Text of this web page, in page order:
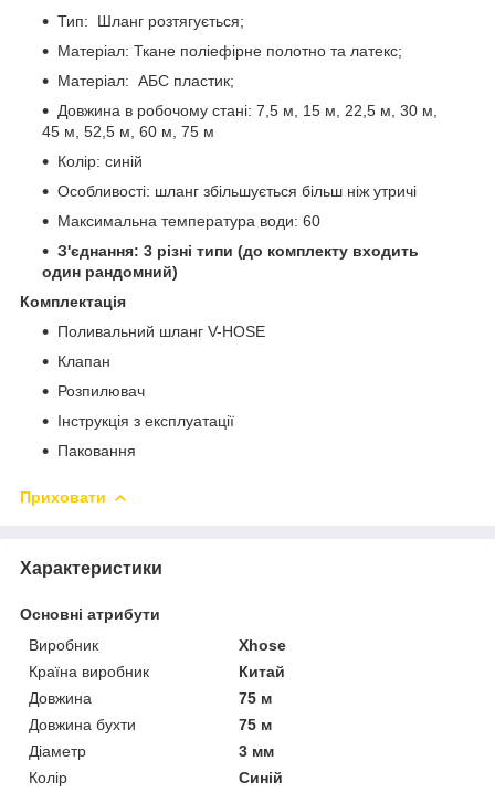
Тип: Шланг розтягується;
Матеріал: Ткане поліефірне полотно та латекс;
Матеріал: АБС пластик;
Довжина в робочому стані: 7,5 м, 15 м, 22,5 м, 30 м,
45 м, 52,5 м, 60 м, 75 м
Колір: синій
Особливості: шланг збільшується більш ніж утричі
Максимальна температура води: 60
З'єднання: 3 різні типи (до комплекту входить
один рандомний)
Комплектація
Поливальний шланг V-HOSE
Клапан
Розпилювач
Інструкція з експлуатації
Паковання
Приховати
Характеристики
Основні атрибути
Виробник
Xhose
Країна виробник
Китай
Довжина
75 м
Довжина бухти
75 м
Діаметр
3 мм
Колір
Синій